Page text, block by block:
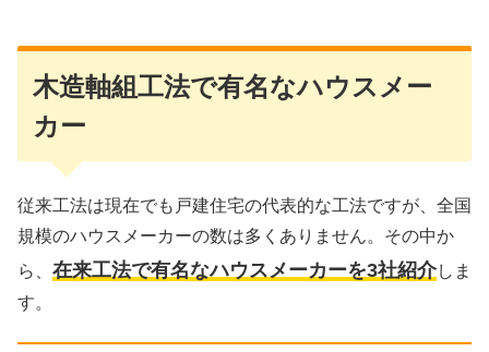
木造軸組工法で有名なハウスメー
カー
従来工法は現在でも戸建住宅の代表的な工法ですが、全国
規模のハウスメーカーの数は多くありません。その中か
ら、 在来工法で有名なハウスメーカーを3社紹介しま
す。